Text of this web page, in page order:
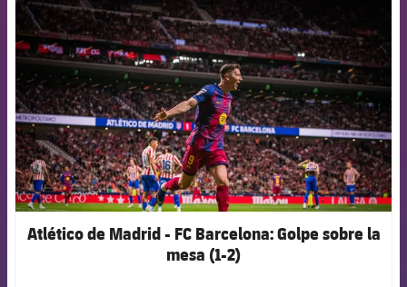
FCB Barcelona badge
Atlético de Madrid - FC Barcelona: Golpe sobre la
mesa (1-2)